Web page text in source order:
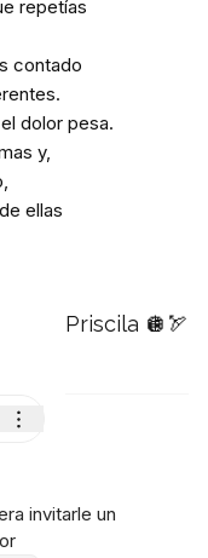
repetías
contado
dolor pesa.
y,
ellas
Priscila 🪩🏹
invitarle un